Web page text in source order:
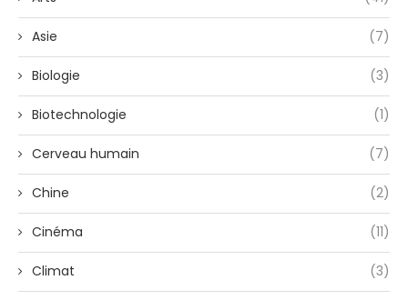
Asie (7)
Biologie (3)
Biotechnologie (1)
Cerveau humain (7)
Chine (2)
Cinéma (11)
Climat (3)